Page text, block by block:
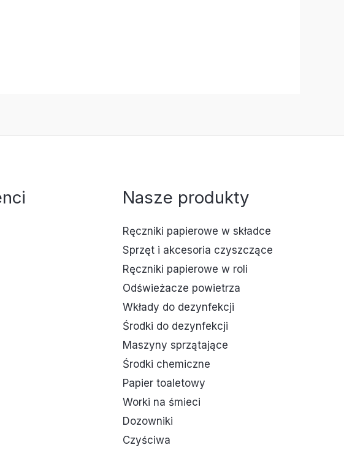
Nasze produkty
Ręczniki papierowe w składce
Sprzęt i akcesoria czyszczące
Ręczniki papierowe w roli
Odświeżacze powietrza
Wkłady do dezynfekcji
Środki do dezynfekcji
Maszyny sprzątające
Środki chemiczne
Papier toaletowy
Worki na śmieci
Dozowniki
Czyściwa